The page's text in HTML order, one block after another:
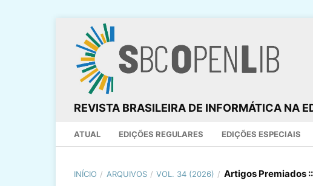
REVISTA BRASILEIRA DE INFORMÁTICA NA
ATUAL EDIÇÕES REGULARES EDIÇÕES ESPECIAIS
INÍCIO / ARQUIVOS / VOL. 34 (2026) / Artigos Premiados